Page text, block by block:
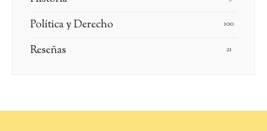
Política y Derecho 100
Reseñas 21